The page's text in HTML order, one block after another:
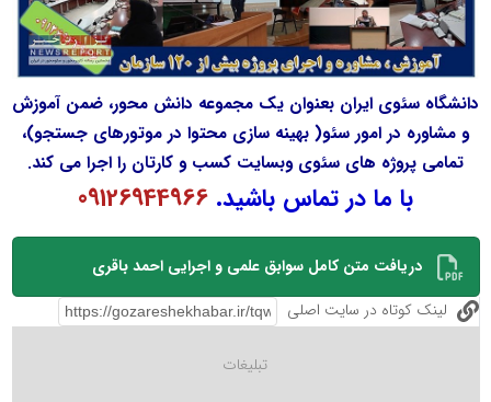
دانشگاه سئوی ایران بعنوان یک مجموعه دانش محور، ضمن آموزش
و مشاوره در امور سئو( بهینه سازی محتوا در موتورهای جستجو)،
تمامی پروژه های سئوی وبسایت کسب و کارتان را اجرا می کند.
با ما در تماس باشید. 09126944966
دریافت متن کامل سوابق علمی و اجرایی احمد باقری
لینک کوتاه در سایت اصلی